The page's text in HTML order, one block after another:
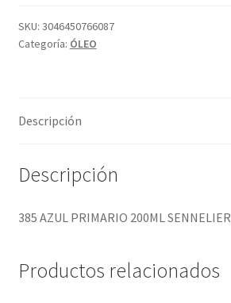
cantidad
SKU: 3046450766087
Categoría: ÓLEO
Descripción
Descripción
385 AZUL PRIMARIO 200ML SENNELIER
Productos relacionados